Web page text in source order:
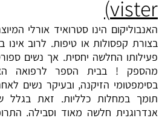
vister
)
האנבוליקום הינו סטרואיד אורלי
בצורת קפסולות או טיפות. לרוב
פעילותו החלשה יחסית. אך נשים
מהספק ! בבית הספר לרפואה
בסימפטומי הזיקנה, ובעיקר נשים
תומך במחלות כלליות. זאת בגלל
אנדרוגנית חלשה מאוד וסבילה.